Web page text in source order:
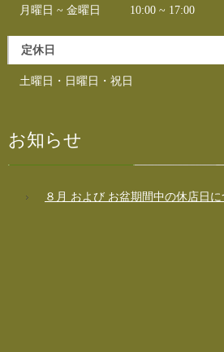
月曜日 ~ 金曜日 10:00 ~ 17:00
定休日
土曜日・日曜日・祝日
お知らせ
８月 および お盆期間中の休店日に